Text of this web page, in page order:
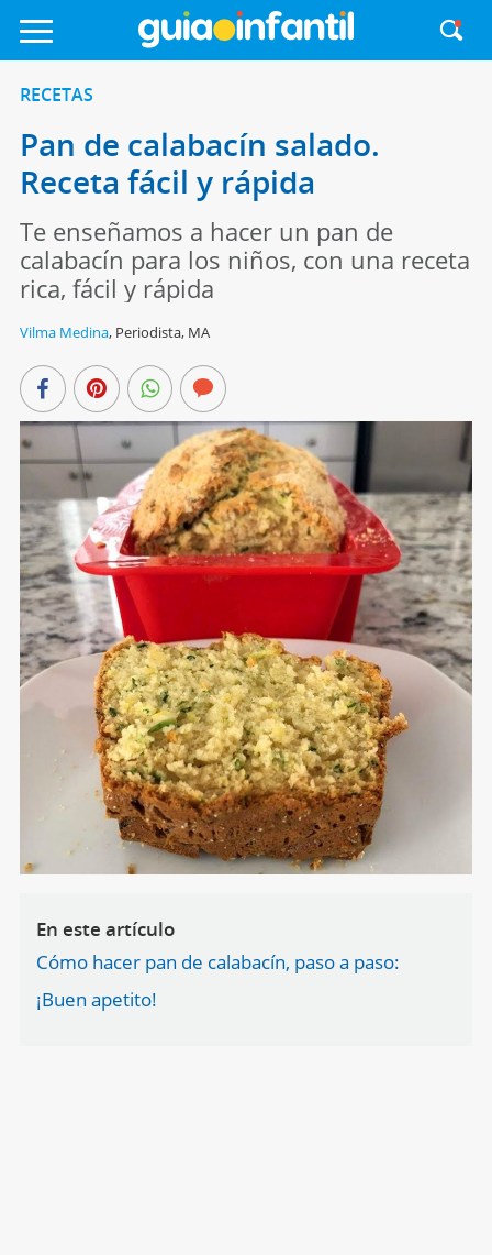
RECETAS
Pan de calabacín salado.
Receta fácil y rápida
Te enseñamos a hacer un pan de
calabacín para los niños, con una receta
rica, fácil y rápida
Vilma Medina, Periodista, MA
En este artículo
Cómo hacer pan de calabacín, paso a paso:
¡Buen apetito!